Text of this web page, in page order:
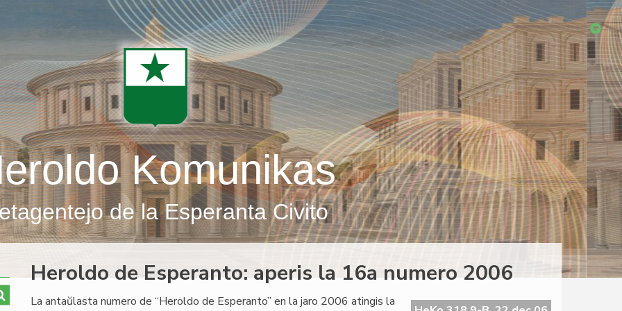
Komunikas
de la Esperanta Civito
Heroldo de Esperanto: aperis la 16a numero 2006
La antaŭlasta numero de “Heroldo de Esperanto” en la jaro 2006 atingis la